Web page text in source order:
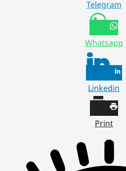
Telegram
Whatsapp
Linkedin
Print